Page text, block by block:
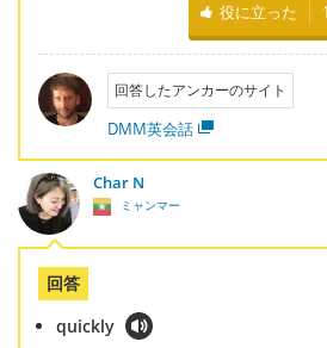
役に立った 1
回答したアンカーのサイト
DMM英会話
Char N
ミャンマー
回答
quickly